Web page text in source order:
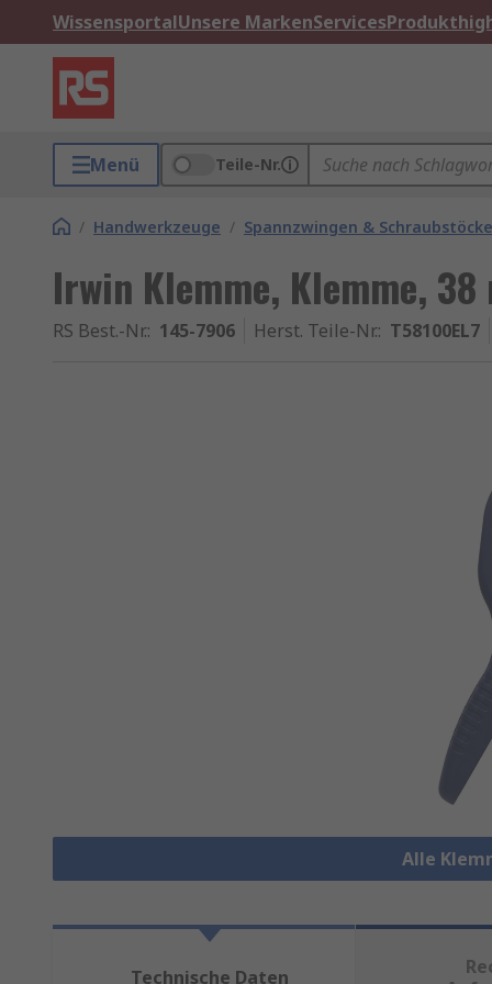
WissensportalUnsere MarkenServices
Menü Teile-Nr.
/ Handwerkzeuge / Spannzwingen & Schraubstöcke
Irwin Klemme, Klemme,
RS Best.-Nr.: 145-7906 Herst. Teile-Nr.: T58100EL7
Alle
Technische Daten